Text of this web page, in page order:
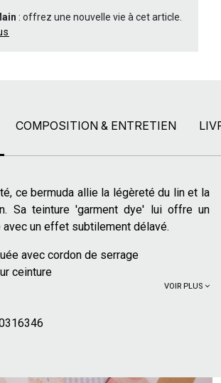
: offrez une nouvelle vie à cet article.
COMPOSITION & ENTRETIEN
ce bermuda allie la légèreté du lin et la
Sa teinture 'garment dye' lui offre un
un effet subtilement délavé.
avec cordon de serrage
ceinture
lin est une fibre naturelle légère et
VOIR PLUS